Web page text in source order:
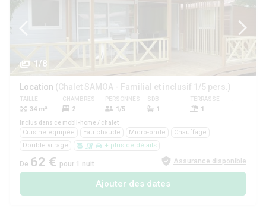
1/8
Location (Chalet SAMOA - Familial et inclusif 1/5 pers.)
TAILLE
34 m²
CHAMBRES
2
PERSONNES
1/5
SDB
1
TERRASSE
1
Inclus dans ce mobil-home / chalet
Cuisine équipée Eau chaude Micro-onde
Chauffage
Double vitrage
+ plus de détails
De 62 € pour 1 nuit Assurance disponible
Ajouter des dates